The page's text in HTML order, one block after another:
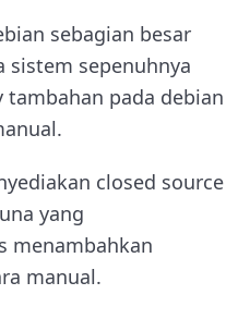
sebagian besar
sepenuhnya
pada debian
closed source
yang
menambahkan
manual.